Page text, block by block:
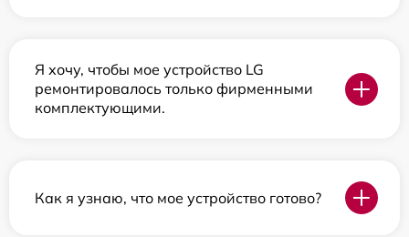
Я хочу, чтобы мое устройство LG
ремонтировалось только фирменными
комплектующими.
Как я узнаю, что мое устройство готово?